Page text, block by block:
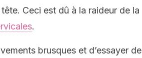
Ceci est dû à la raideur de la
.
brusques et d’essayer de